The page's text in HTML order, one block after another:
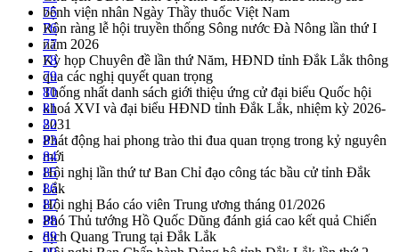
bệnh viện nhân Ngày Thầy thuốc Việt Nam
Rộn ràng lễ hội truyền thống Sông nước Đà Nông lần thứ I
năm 2026
Kỳ họp Chuyên đề lần thứ Năm, HĐND tỉnh Đắk Lắk thông
qua các nghị quyết quan trọng
Thống nhất danh sách giới thiệu ứng cử đại biểu Quốc hội
khoá XVI và đại biểu HĐND tỉnh Đắk Lắk, nhiệm kỳ 2026-
2031
Phát động hai phong trào thi đua quan trọng trong kỷ nguyên
mới
Hội nghị lần thứ tư Ban Chỉ đạo công tác bầu cử tỉnh Đắk
Lắk
Hội nghị Báo cáo viên Trung ương tháng 01/2026
Phó Thủ tướng Hồ Quốc Dũng đánh giá cao kết quả Chiến
dịch Quang Trung tại Đắk Lắk
75
76
77
78
79
80
81
82
83
84
85
86
87
88
89